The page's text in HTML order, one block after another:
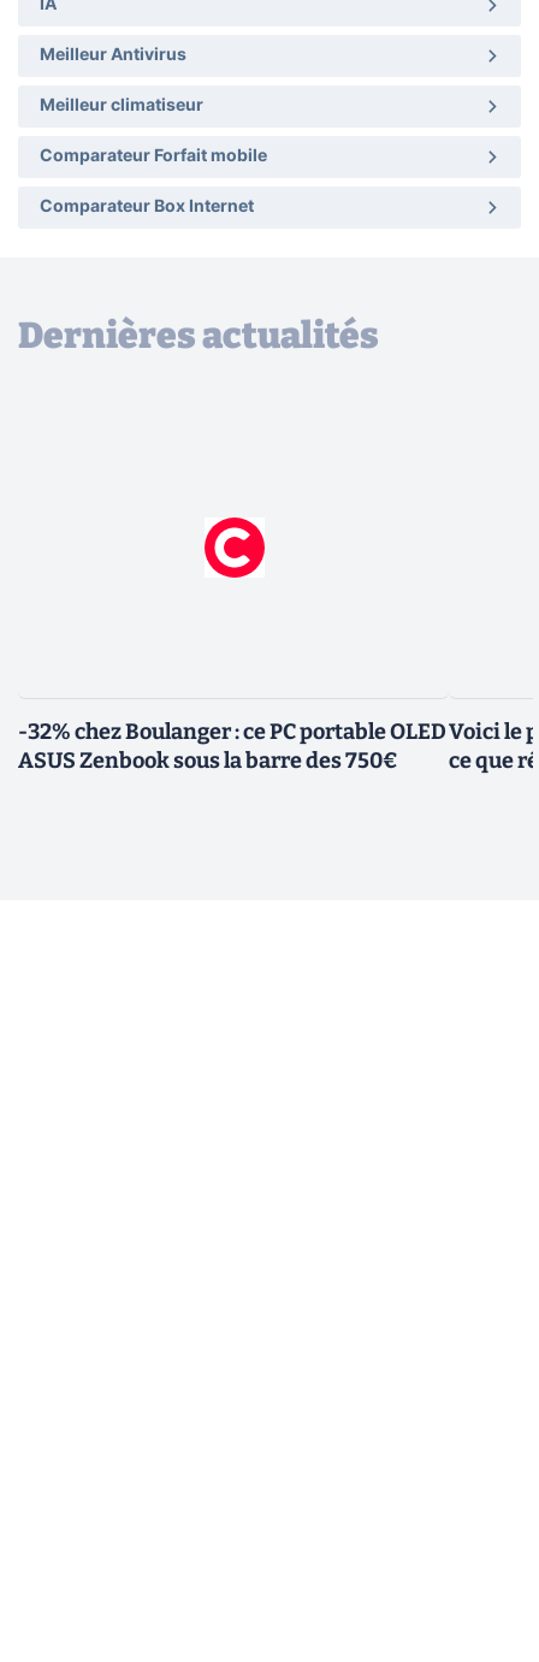
IA
Meilleur Antivirus
Meilleur climatiseur
Comparateur Forfait mobile
Comparateur Box Internet
Dernières actualités
-32% chez Boulanger : ce PC portable OLED
ASUS Zenbook sous la barre des 750€
Voici le
ce que